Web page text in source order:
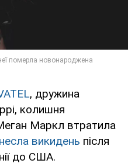
, дружина
колишня
Маркл втратила
викидень після
до США.